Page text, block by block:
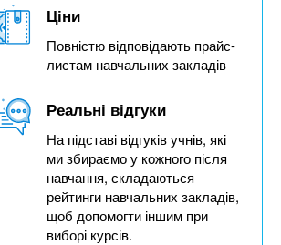
Ціни
Повністю відповідають прайс-
листам навчальних закладів
Реальні відгуки
На підставі відгуків учнів, які
ми збираємо у кожного після
навчання, складаються
рейтинги навчальних закладів,
щоб допомогти іншим при
виборі курсів.